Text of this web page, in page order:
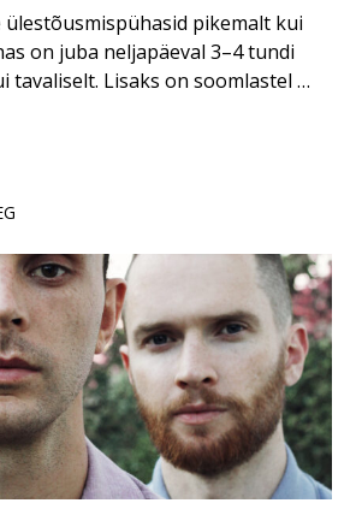
ülestõusmispühasid pikemalt kui
on juba neljapäeval 3–4 tundi
tavaliselt. Lisaks on soomlastel …